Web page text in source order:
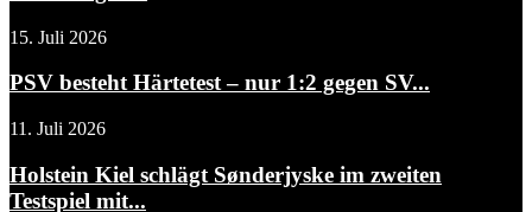
15. Juli 2026
PSV besteht Härtetest – nur 1:2 gegen SV...
11. Juli 2026
Holstein Kiel schlägt Sønderjyske im zweiten
Testspiel mit...